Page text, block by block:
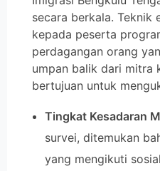
secara berkala. Teknik
kepada peserta
perdagangan orang
umpan balik dari mitra
bertujuan untuk
Tingkat Kesadaran
survei, ditemukan
yang mengikuti